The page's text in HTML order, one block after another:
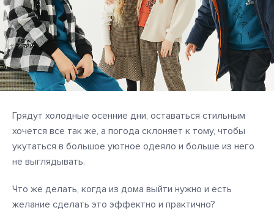
Грядут холодные осенние дни, оставаться стильным
хочется все так же, а погода склоняет к тому, чтобы
укутаться в большое уютное одеяло и больше из него
не выглядывать.
Что же делать, когда из дома выйти нужно и есть
желание сделать это эффектно и практично?